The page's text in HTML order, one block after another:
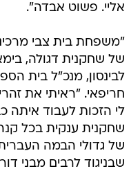
אליי. פשוט אבדה".
"משפחת בית צבי
של שחקנית דגולה,
לבינסון, מנכ"ל בית
חריפאי. "ראיתי את
לי הזכות לעבוד איתה
שחקנית ענקית בכל
של גדולי הבמה
שבניגוד לרבים מבני